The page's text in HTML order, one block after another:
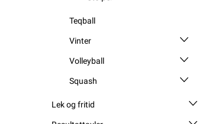
Teqball
Vinter
Volleyball
Squash
Lek og fritid